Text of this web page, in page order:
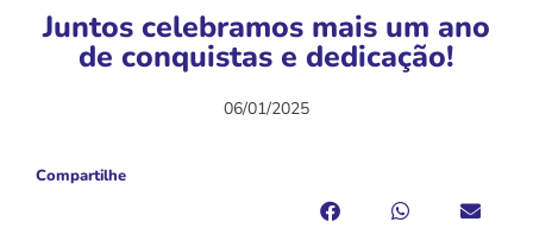
Juntos celebramos mais um ano
de conquistas e dedicação!
06/01/2025
Compartilhe